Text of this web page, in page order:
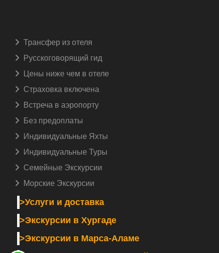
Copyright ©egypttravel.com